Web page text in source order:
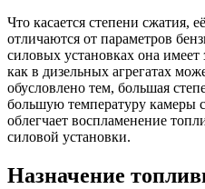
Что касается степени сжатия,
отличаются от параметров
силовых установках она имеет
как в дизельных агрегатах
обусловлено тем, большая
большую температуру камеры
облегчает воспламенение
силовой установки.
Назначение